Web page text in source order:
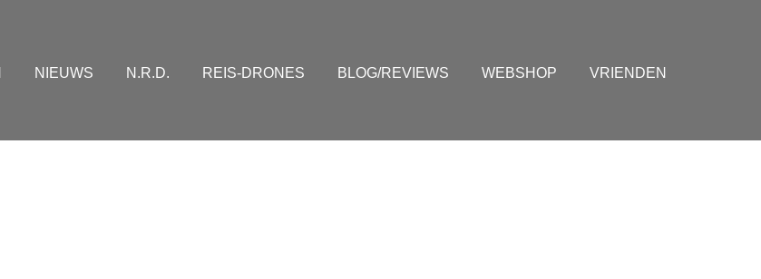
NIEUWS N.R.D. REIS-DRONES BLOG/REVIEWS WEBSHOP VRIENDEN